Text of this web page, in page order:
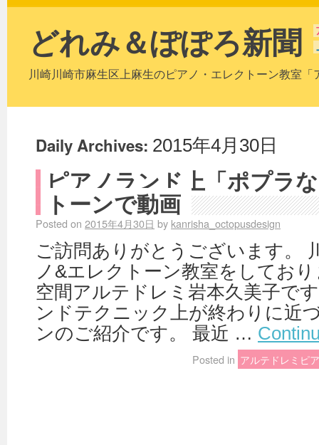
どれみ＆ぽぽろ新聞
川崎川崎市麻生区上麻生のピアノ・エレクトーン教室
Daily Archives: 2015年4月30日
ピアノランド上「ポプラ
トーンで動画
Posted on 2015年4月30日 by kanrisha_octopusdesign
ご訪問ありがとうございます。
ノ&エレクトーン教室をしてお
空間アルテドレミ岩本久美子で
ンドテクニック上が終わりに近
ンのご紹介です。 最近 …
Posted in アルテドレミピ